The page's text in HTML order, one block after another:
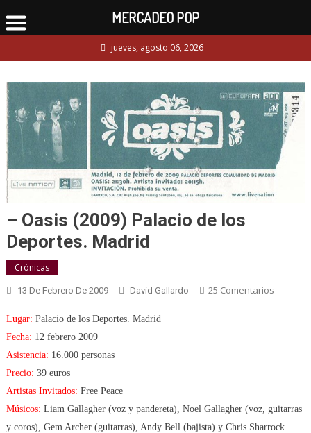
to
jueves, agosto 06, 2026
– Oasis (2009) Palacio de los
Deportes. Madrid
Crónicas
13 De Febrero De 2009 David Gallardo 25 ComentariosEn
Lugar: Palacio de los Deportes. Madrid
Fecha: 12 febrero 2009
Asistencia: 16.000 personas
Precio: 39 euros
Artistas Invitados: Free Peace
Músicos: Liam Gallagher (voz y pandereta), Noel Gallagher (voz, guitarras
y coros), Gem Archer (guitarras), Andy Bell (bajista) y Chris Sharrock
MERCADEO POP